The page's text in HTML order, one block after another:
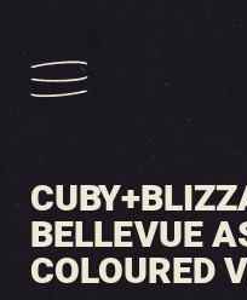
BELLEVUE
COLOURED